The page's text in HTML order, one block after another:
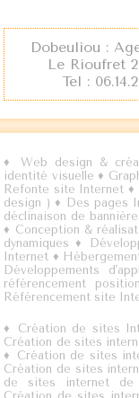
Dobeuliou :
Le Rioufret
Tel :
♦Web design &
identité visuelle ♦
Refonte site Internet ♦
design ) ♦ Des pages
déclinaison de
♦ Conception &
dynamiques ♦
Internet ♦
Développements
référencement
Référencement site
♦ Création de sites
Création de sites
♦ Création de sites
Création de sites
de sites internet de